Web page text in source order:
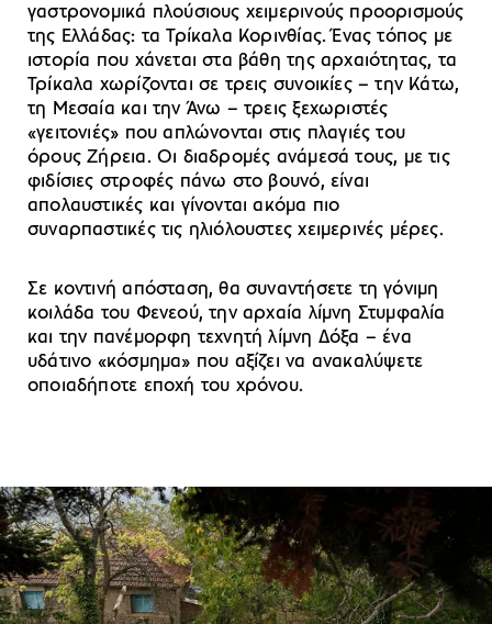
γαστρονομικά πλούσιους χειμερινούς προορισμούς
της Ελλάδας: τα Τρίκαλα Κορινθίας. Ένας τόπος με
ιστορία που χάνεται στα βάθη της αρχαιότητας, τα
Τρίκαλα χωρίζονται σε τρεις συνοικίες – την Κάτω,
τη Μεσαία και την Άνω – τρεις ξεχωριστές
«γειτονιές» που απλώνονται στις πλαγιές του
όρους Ζήρεια. Οι διαδρομές ανάμεσά τους, με τις
φιδίσιες στροφές πάνω στο βουνό, είναι
απολαυστικές και γίνονται ακόμα πιο
συναρπαστικές τις ηλιόλουστες χειμερινές μέρες.
Σε κοντινή απόσταση, θα συναντήσετε τη γόνιμη
κοιλάδα του Φενεού, την αρχαία λίμνη Στυμφαλία
και την πανέμορφη τεχνητή λίμνη Δόξα – ένα
υδάτινο «κόσμημα» που αξίζει να ανακαλύψετε
οποιαδήποτε εποχή του χρόνου.